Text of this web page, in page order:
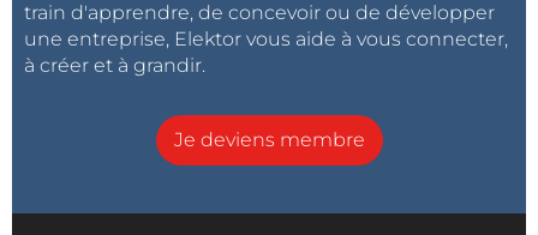
train d'apprendre, de concevoir ou de développer
une entreprise, Elektor vous aide à vous connecter,
à créer et à grandir.
Je deviens membre